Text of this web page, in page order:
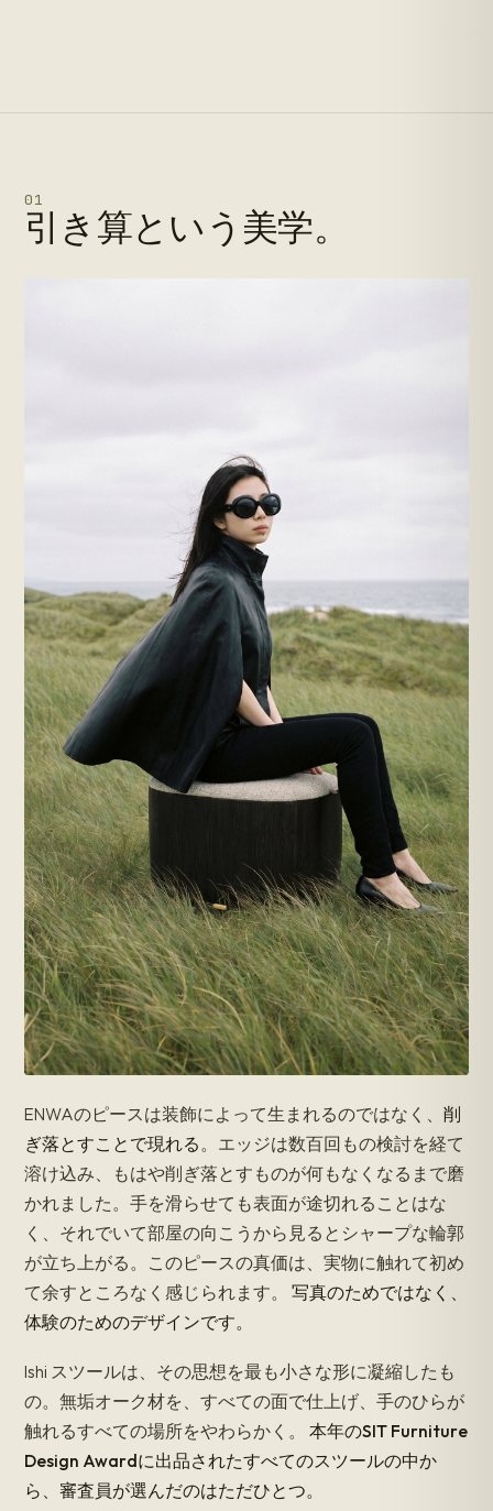
01
引き算という美学。
ENWAのピースは装飾によって生まれるのではなく、 削
ぎ落とすことで現れる。エッジは数百回もの検討を経て
溶け込み、もはや削ぎ落とすものが何もなくなるまで磨
かれました。手を滑らせても表面が途切れることはな
く、それでいて部屋の向こうから見るとシャープな輪郭
が立ち上がる。このピースの真価は、実物に触れて初め
て余すところなく感じられます。 写真のためではなく、
体験のためのデザインです。
Ishi スツールは、その思想を最も小さな形に凝縮したも
の。無垢オーク材を、すべての面で仕上げ、手のひらが
触れるすべての場所をやわらかく。 本年のSIT Furniture
Design Awardに出品されたすべてのスツールの中か
ら、審査員が選んだのはただひとつ。